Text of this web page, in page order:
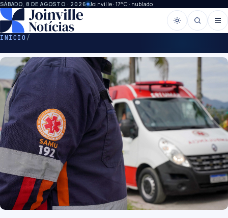
SÁBADO, 8 DE AGOSTO · 2026 Joinville · 17°C · nublado
INÍCIO /